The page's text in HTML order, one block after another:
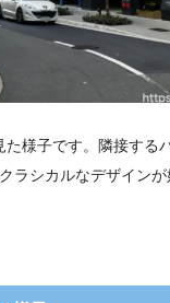
様子です。隣接する
ラシカルなデザインが